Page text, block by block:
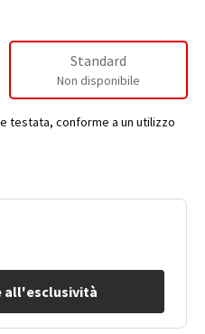
all'esclusività
Standard
Non disponibile
testata, conforme a un utilizzo